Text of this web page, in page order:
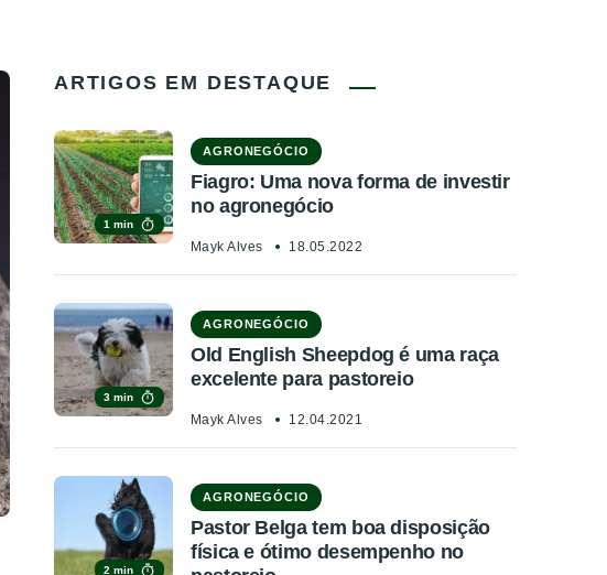
ARTIGOS EM DESTAQUE
1 min
AGRONEGÓCIO
Fiagro: Uma nova forma de investir
no agronegócio
Mayk Alves 18.05.2022
3 min
AGRONEGÓCIO
Old English Sheepdog é uma raça
excelente para pastoreio
Mayk Alves 12.04.2021
2 min
AGRONEGÓCIO
Pastor Belga tem boa disposição
física e ótimo desempenho no